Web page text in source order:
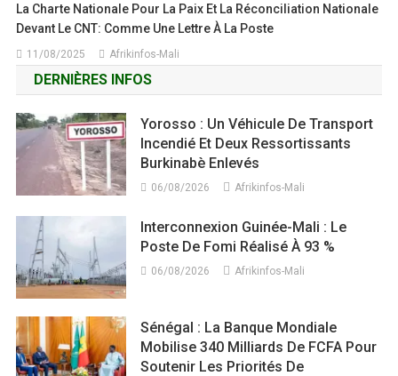
La Charte Nationale Pour La Paix Et La Réconciliation Nationale
Devant Le CNT: Comme Une Lettre À La Poste
11/08/2025 Afrikinfos-Mali
DERNIÈRES INFOS
Yorosso : Un Véhicule De Transport
Incendié Et Deux Ressortissants
Burkinabè Enlevés
06/08/2026 Afrikinfos-Mali
Interconnexion Guinée-Mali : Le
Poste De Fomi Réalisé À 93 %
06/08/2026 Afrikinfos-Mali
Sénégal : La Banque Mondiale
Mobilise 340 Milliards De FCFA Pour
Soutenir Les Priorités De